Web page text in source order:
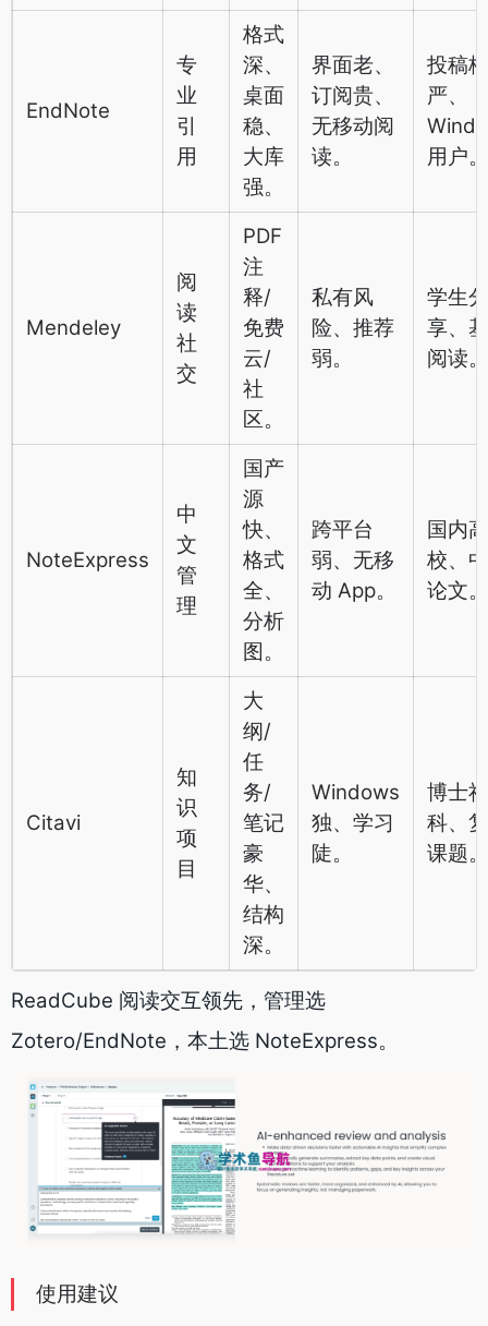
EndNote
专
业
引
用
格式
深、
桌面
稳、
大库
强。
界面老、
订阅贵、
无移动阅
读。
投稿
严、
用户。
Mendeley
阅
读
社
交
PDF
注
释/
免费
云/
社
区。
私有风
险、推荐
弱。
学生分
享、
阅读。
NoteExpress
中
文
管
理
国产
源
快、
格式
全、
分析
图。
跨平台
弱、无移
动 App。
国内高
校、
论文。
Citavi
知
识
项
目
大
纲/
任
务/
笔记
豪
华、
结构
深。
Windows
独、学习
陡。
博士社
科、
课题。
ReadCube 阅读交互领先，管理选
Zotero/EndNote，本土选 NoteExpress。
使用建议